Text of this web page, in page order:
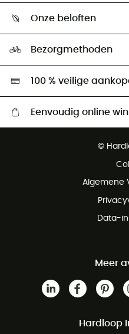
Retourzendingen &
Ambassadeurs
Onze beloften
Hardgreen
Bezorgmethoden
100 % veilige
Eenvoudig online
Gratis retourneren binnen 100
©
Algemene
Data-
Meer
Hardloop